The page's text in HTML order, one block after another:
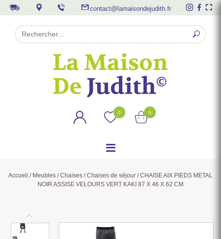
contact@lamaisondejudith.fr
0 0
Accueil / Meubles /Chaises /Chaises de séjour / CHAISE AIX PIEDS METAL
NOIR ASSISE VELOURS VERT KAKI 87 X 46 X 62 CM